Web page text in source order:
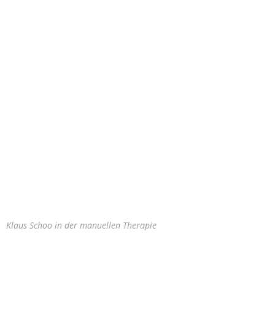
Klaus Schoo in der manuellen Therapie